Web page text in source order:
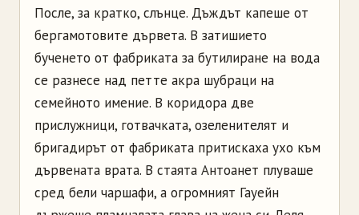
После, за кратко, слънце. Дъждът капеше от
бергамотовите дървета. В затишието
бученето от фабриката за бутилиране на вода
се разнесе над петте акра шубраци на
семейното имение. В коридора две
прислужници, готвачката, озеленителят и
бригадирът от фабриката притискаха ухо към
дървената врата. В стаята Антоанет плуваше
сред бели чаршафи, а огромният Гауейн